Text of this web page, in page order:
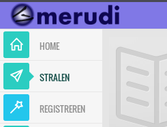
HOME
STRALEN
REGISTREREN